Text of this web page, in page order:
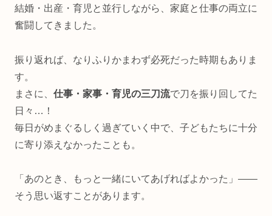
結婚・出産・育児と並行しながら、家庭と仕事の両立に
奮闘してきました。
振り返れば、なりふりかまわず必死だった時期もありま
す。
まさに、 仕事・家事・育児の三刀流で刀を振り回してた
日々…！
毎日がめまぐるしく過ぎていく中で、子どもたちに十分
に寄り添えなかったことも。
「あのとき、もっと一緒にいてあげればよかった」——
そう思い返すことがあります。